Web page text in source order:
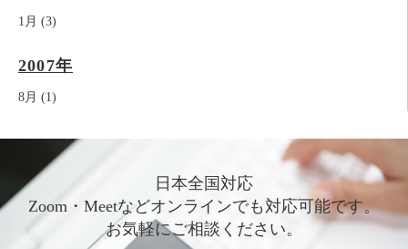
1月 (3)
2007年
8月 (1)
日本全国対応
Zoom・Meetなどオンラインでも対応可能です。
お気軽にご相談ください。